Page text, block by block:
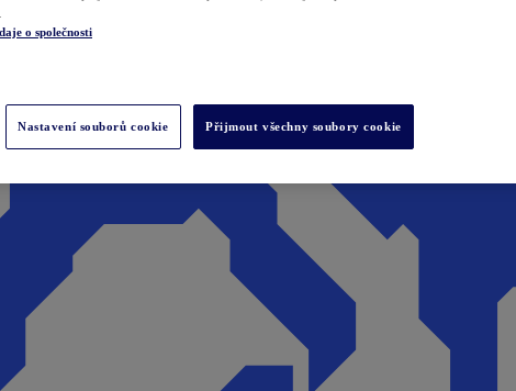
o společnosti
Nastavení souborů cookie Přijmout všechny soubory cookie